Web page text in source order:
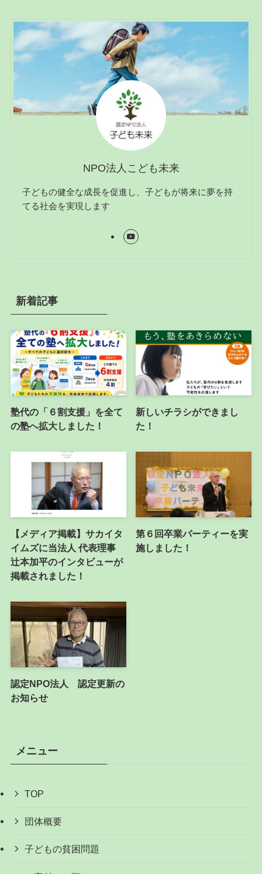
NPO法人こども未来
子どもの健全な成長を促進し、子どもが将来に夢を持
てる社会を実現します
新着記事
塾代の「６割支援」を全て
の塾へ拡大しました！
新しいチラシができまし
た！
【メディア掲載】サカイタ
イムズに当法人 代表理事
辻本加平のインタビューが
掲載されました！
第６回卒業パーティーを実
施しました！
認定NPO法人 認定更新の
お知らせ
メニュー
TOP
団体概要
子どもの貧困問題